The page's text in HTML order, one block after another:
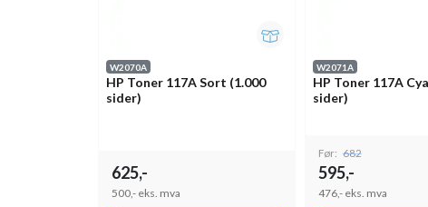
W2070A
HP Toner 117A Sort (1.000
sider)
625,-
500,- eks. mva
W2071A
HP Toner 117A
sider)
Før: 682
595,-
476,- eks. mva